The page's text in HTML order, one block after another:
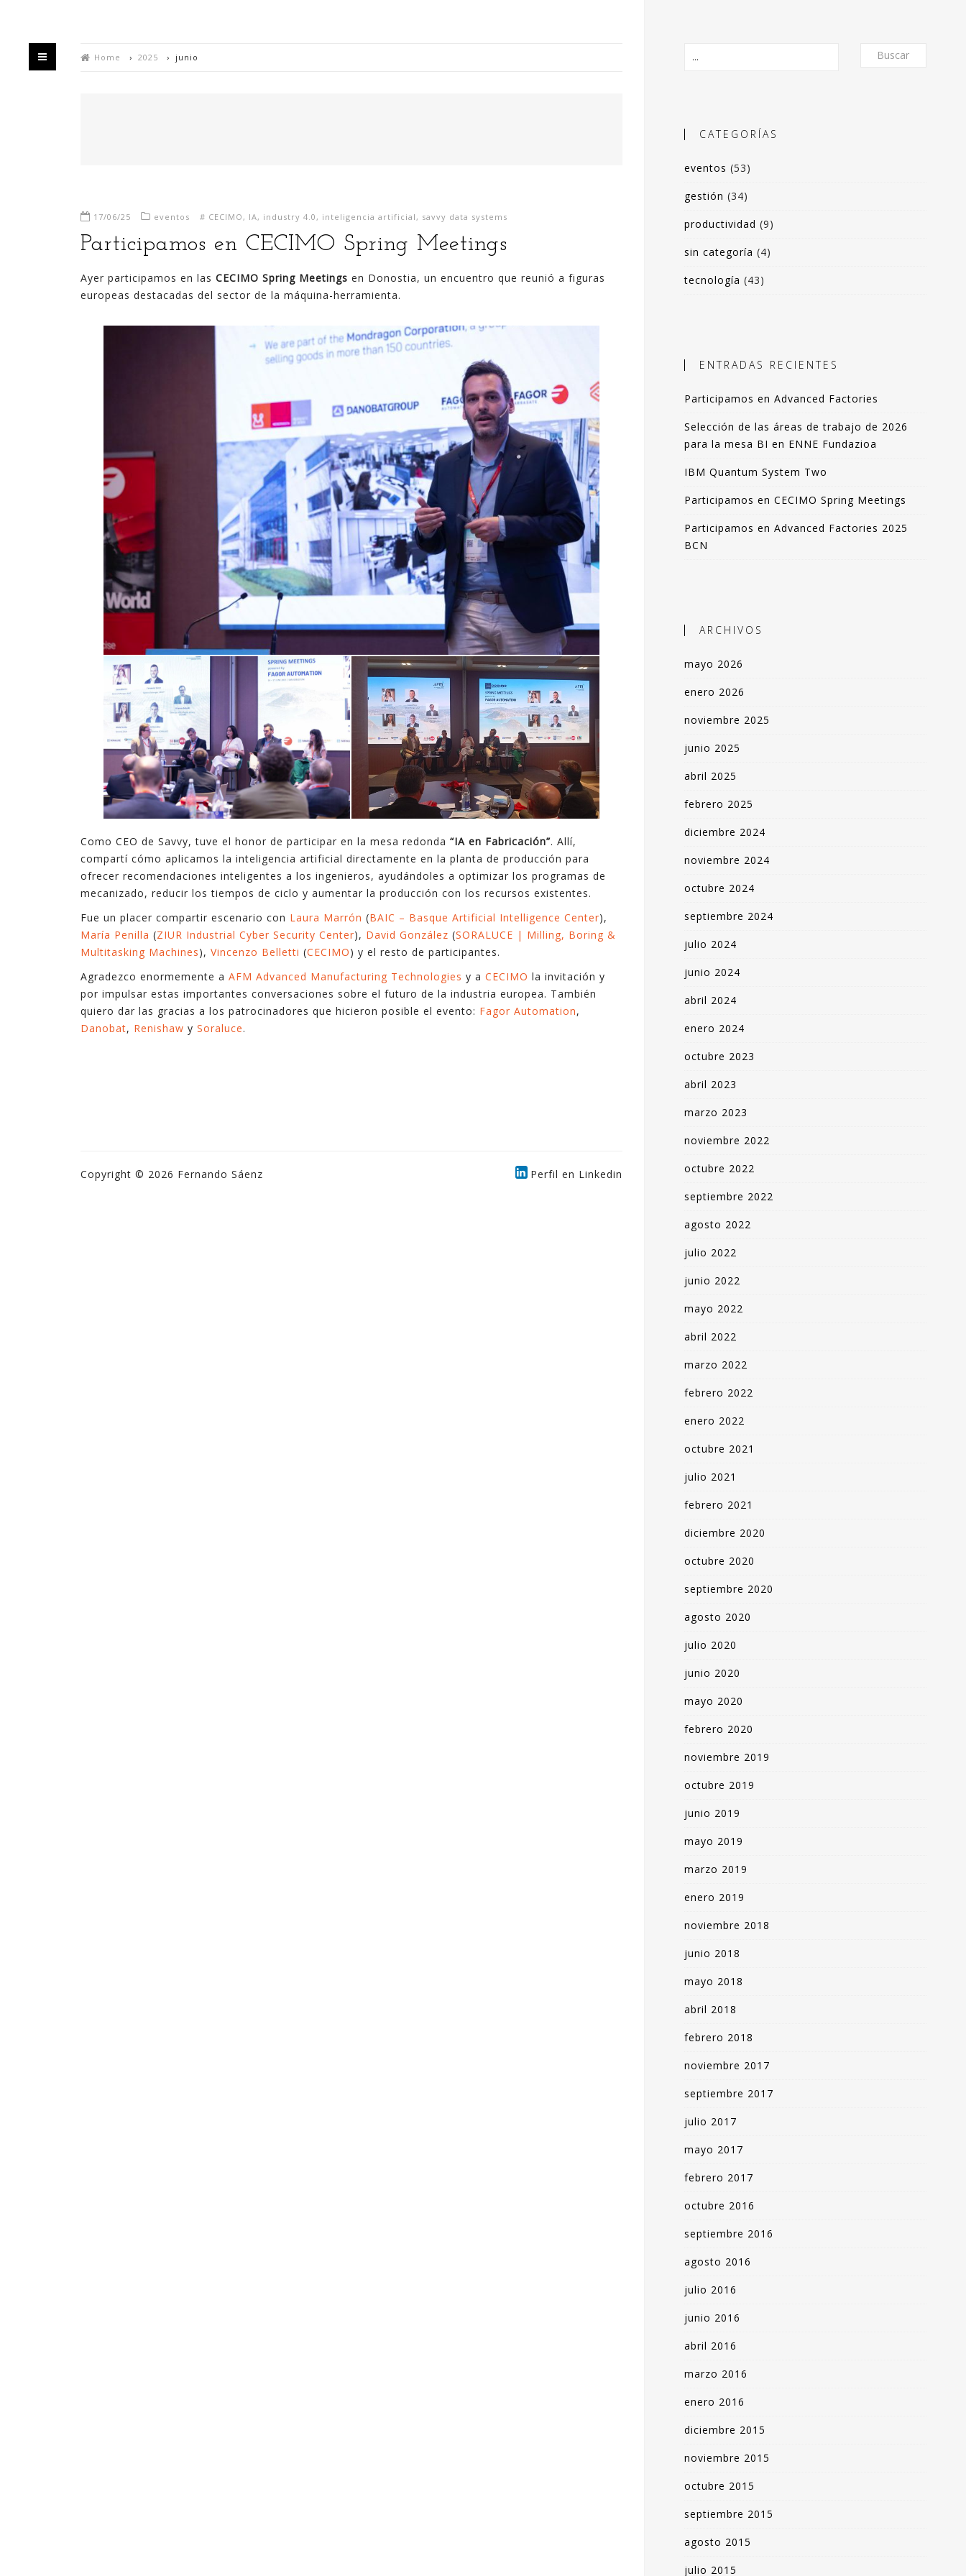
Bienvenido/a a mi blog,
mis experiencias sobre la generación de valor y
negocio a partir de la explotación de datos,
tecnologías. En ocasiones son complejas, y en
ejercido de gerente, he podido ver cómo la
explotación inteligente de datos mejora de
forma notable los resultados en diferentes
ámbitos de la empresa, desde procesos
internos hasta la relación con el cliente,
pasando por la creación de nuevos productos y
servicios digitales.
Busco ofrecer un formato de micro-posts que
narren mis experiencias en torno a la
análisis de datos. Desde herramientas de apoyo
apoyo en la toma de decisiones.
En este blog comparto esas experiencias,
explicadas de forma resumida pero clara. La
mayoría de artículos los podrás leer en 3-4
Espero que lo disfrutes tanto como yo.
- Fernando Sáenz -
Home › 2025 › junio
17/06/25 eventos # CECIMO , IA, industry 4.0 , inteligencia artificial , savvy data systems
Participamos en CECIMO Spring Meetings
Ayer participamos en las CECIMO Spring Meetings en Donostia, un encuentro que reunió a figuras
europeas destacadas del sector de la máquina-herramienta.
Como CEO de Savvy, tuve el honor de participar en la mesa redonda “IA en Fabricación”. Allí,
compartí cómo aplicamos la inteligencia artificial directamente en la planta de producción para
ofrecer recomendaciones inteligentes a los ingenieros, ayudándoles a optimizar los programas de
mecanizado, reducir los tiempos de ciclo y aumentar la producción con los recursos existentes.
Fue un placer compartir escenario con Laura Marrón (BAIC – Basque Artificial Intelligence Center),
María Penilla (ZIUR Industrial Cyber Security Center), David González (SORALUCE | Milling, Boring &
Multitasking Machines), Vincenzo Belletti (CECIMO) y el resto de participantes.
Agradezco enormemente a AFM Advanced Manufacturing Technologies y a CECIMO la invitación y
por impulsar estas importantes conversaciones sobre el futuro de la industria europea. También
quiero dar las gracias a los patrocinadores que hicieron posible el evento: Fagor Automation,
Danobat, Renishaw y Soraluce.
Copyright © 2026 Fernando Sáenz Perfil en Linkedin
Buscar
CATEGORÍAS
eventos (53)
gestión (34)
productividad (9)
sin categoría (4)
tecnología (43)
ENTRADAS RECIENTES
Participamos en Advanced Factories
Selección de las áreas de trabajo de 2026
para la mesa BI en ENNE Fundazioa
IBM Quantum System Two
Participamos en CECIMO Spring Meetings
Participamos en Advanced Factories 2025
BCN
ARCHIVOS
mayo 2026
enero 2026
noviembre 2025
junio 2025
abril 2025
febrero 2025
diciembre 2024
noviembre 2024
octubre 2024
septiembre 2024
julio 2024
junio 2024
abril 2024
enero 2024
octubre 2023
abril 2023
marzo 2023
noviembre 2022
octubre 2022
septiembre 2022
agosto 2022
julio 2022
junio 2022
mayo 2022
abril 2022
marzo 2022
febrero 2022
enero 2022
octubre 2021
julio 2021
febrero 2021
diciembre 2020
octubre 2020
septiembre 2020
agosto 2020
julio 2020
junio 2020
mayo 2020
febrero 2020
noviembre 2019
octubre 2019
junio 2019
mayo 2019
marzo 2019
enero 2019
noviembre 2018
junio 2018
mayo 2018
abril 2018
febrero 2018
noviembre 2017
septiembre 2017
julio 2017
mayo 2017
febrero 2017
octubre 2016
septiembre 2016
agosto 2016
julio 2016
junio 2016
abril 2016
marzo 2016
enero 2016
diciembre 2015
noviembre 2015
octubre 2015
septiembre 2015
agosto 2015
julio 2015